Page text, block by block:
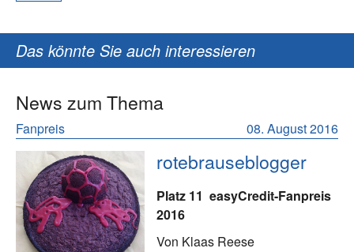
Das könnte Sie auch interessieren
News zum Thema
08. August 2016
Fanpreis
rotebrauseblogger
Platz 11 easyCredit-Fanpreis
2016
Von Klaas Reese